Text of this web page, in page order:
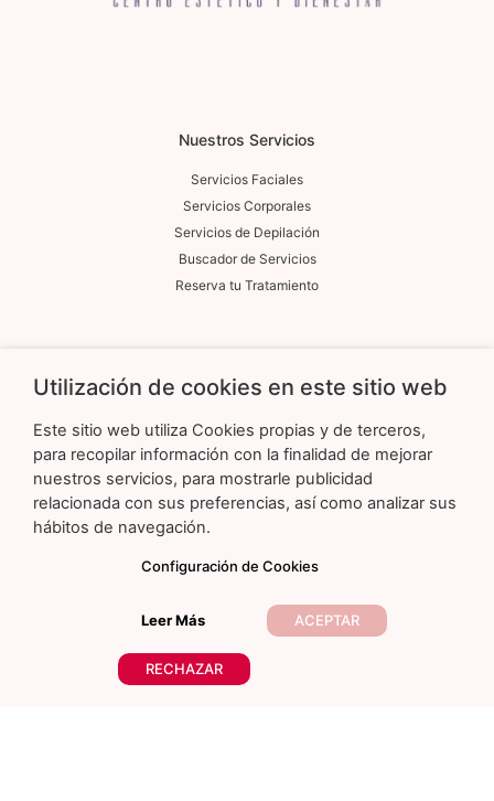
Nuestros Servicios
Servicios Faciales
Servicios Corporales
Servicios de Depilación
Buscador de Servicios
Reserva tu Tratamiento
Aviso Legal
Términos y Condiciones
Política de Privacidad
Política de Cookies
Cuenta Usuario
Contacto
Calle Duque de Sesto, 50. Local 3 Madrid 28009
+34 692 43 55 07
Utilización de cookies en este sitio web
Este sitio web utiliza Cookies propias y de terceros,
para recopilar información con la finalidad de mejorar
nuestros servicios, para mostrarle publicidad
relacionada con sus preferencias, así como analizar sus
hábitos de navegación.
Configuración de Cookies
Leer Más ACEPTAR
RECHAZAR